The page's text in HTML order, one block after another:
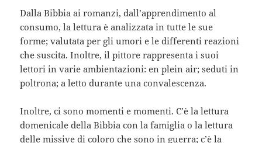
Dalla Bibbia ai romanzi, dall’apprendimento al
consumo, la lettura è analizzata in tutte le sue
forme; valutata per gli umori e le differenti reazioni
che suscita. Inoltre, il pittore rappresenta i suoi
lettori in varie ambientazioni: en plein air; seduti in
poltrona; a letto durante una convalescenza.
Inoltre, ci sono momenti e momenti. C’è la lettura
domenicale della Bibbia con la famiglia o la lettura
delle missive di coloro che sono in guerra; c’è la